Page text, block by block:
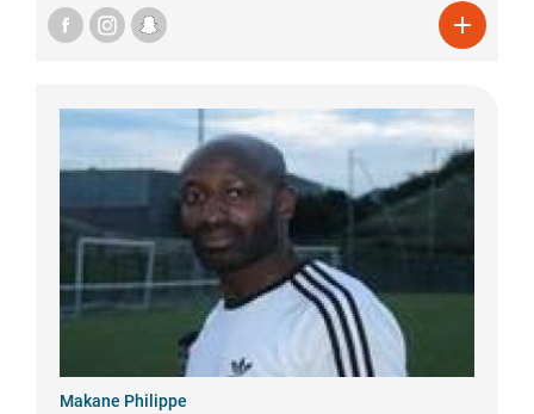

Makane Philippe